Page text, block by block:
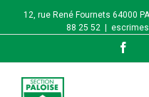
12, rue René Fournets 64000
88 25 52